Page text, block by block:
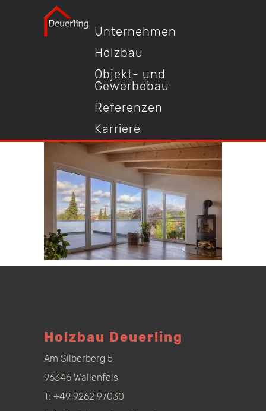
Unternehmen
Holzbau
Objekt- und
Gewerbebau
Referenzen
Karriere
Holzbau Deuerling
Am Silberberg 5
96346 Wallenfels
T: +49 9262 97030